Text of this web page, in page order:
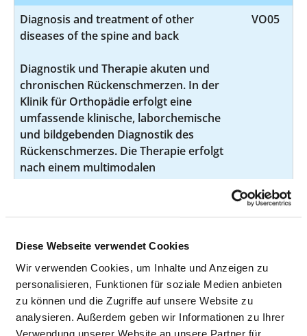
Diese Webseite verwendet Cookies
Wir verwenden Cookies, um Inhalte und Anzeigen zu
personalisieren, Funktionen für soziale Medien anbieten
zu können und die Zugriffe auf unsere Website zu
analysieren. Außerdem geben wir Informationen zu Ihrer
Verwendung unserer Website an unsere Partner für
Diagnosis and treatment of other
diseases of the spine and back
Diagnostik und Therapie akuten und
chronischen Rückenschmerzen. In der
Klinik für Orthopädie erfolgt eine
umfassende klinische, laborchemische
und bildgebenden Diagnostik des
Rückenschmerzes. Die Therapie erfolgt
nach einem multimodalen
Behandlungskonzept der Speziellen
VO05
diseases
Es werden sowohl laborchemische,
bildgebende und klinische
Untersuchungstechniken eingesetzt
sowie die konservative und operative